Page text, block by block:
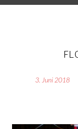
3. Juni 2018